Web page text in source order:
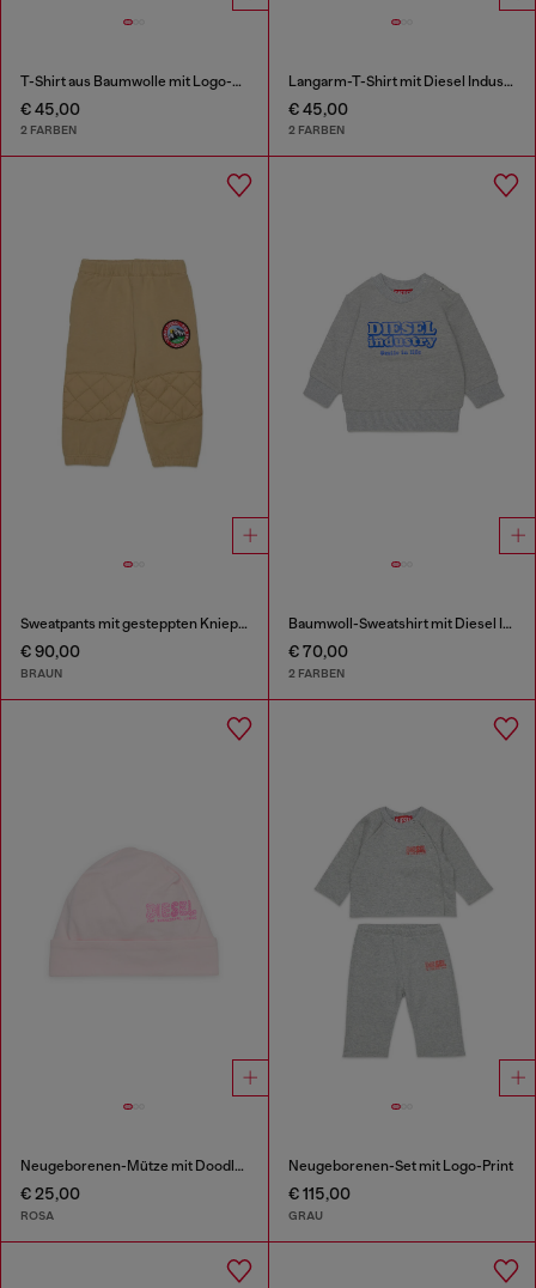
T-Shirt aus Baumwolle mit Logo-Print
€ 45,00
2 FARBEN
Langarm-T-Shirt mit Diesel Industry Print
€ 45,00
2 FARBEN
Sweatpants mit gesteppten Kniepartien
€ 90,00
BRAUN
Baumwoll-Sweatshirt mit Diesel Industry Print
€ 70,00
2 FARBEN
Neugeborenen-Mütze mit Doodle-Logo-Print
€ 25,00
ROSA
Neugeborenen-Set mit Logo-Print
€ 115,00
GRAU